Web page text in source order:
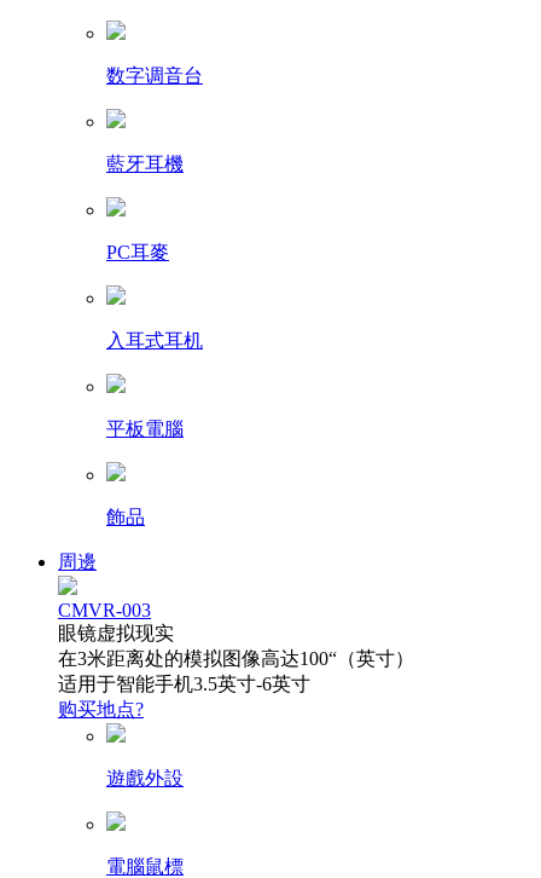
数字调音台
藍牙耳機
PC耳麥
入耳式耳机
平板電腦
飾品
周邊
CMVR-003
眼镜虚拟现实
在3米距离处的模拟图像高达100“（英寸）
适用于智能手机3.5英寸-6英寸
购买地点?
遊戲外設
電腦鼠標